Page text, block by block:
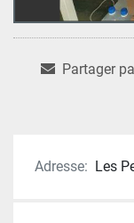
Partager
Adresse: Les